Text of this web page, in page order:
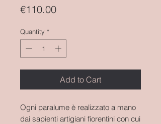
€110.00Price
Quantity *
Add to Cart
Ogni paralume è realizzato a mano
dai sapienti artigiani fiorentini con cui